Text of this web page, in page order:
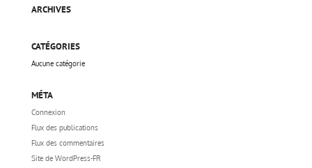
ARCHIVES
CATÉGORIES
Aucune catégorie
MÉTA
Connexion
Flux des publications
Flux des commentaires
Site de WordPress-FR